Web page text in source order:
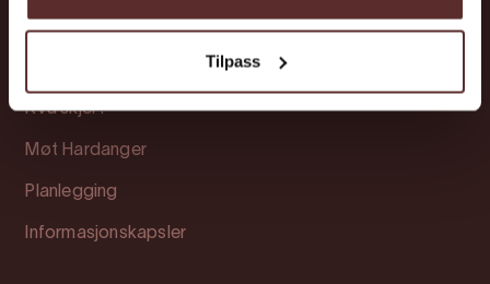
Tilpass
Opplevingar
Kva skjer?
Møt Hardanger
Planlegging
Informasjonskapsler